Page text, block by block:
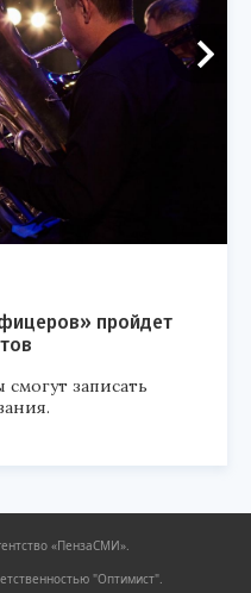
пройдет
записать
«ПензаСМИ».
"Оптимист".